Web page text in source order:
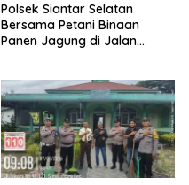
Polsek Siantar Selatan
Bersama Petani Binaan
Panen Jagung di Jalan